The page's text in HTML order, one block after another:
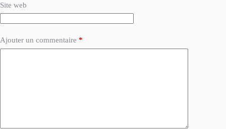
Site web
Ajouter un commentaire *